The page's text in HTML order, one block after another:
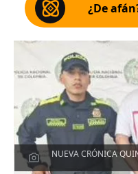
¿De
NUEVA CRÓNICA